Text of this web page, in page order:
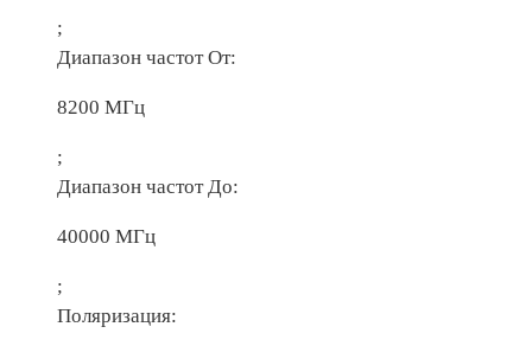
;
Диапазон частот От:
8200 МГц
;
Диапазон частот До:
40000 МГц
;
Поляризация: